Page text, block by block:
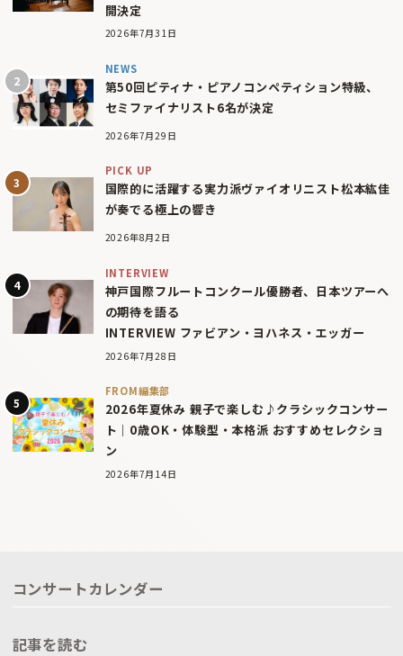
開決定
2026年7月31日
NEWS
第50回ピティナ・ピアノコンペティション特級、
セミファイナリスト6名が決定
2026年7月29日
PICK UP
国際的に活躍する実力派ヴァイオリニスト松本紘佳
が奏でる極上の響き
2026年8月2日
INTERVIEW
神戸国際フルートコンクール優勝者、日本ツアーへ
の期待を語る
INTERVIEW ファビアン・ヨハネス・エッガー
2026年7月28日
FROM編集部
2026年夏休み 親子で楽しむ♪クラシックコンサー
ト｜0歳OK・体験型・本格派 おすすめセレクショ
ン
2026年7月14日
コンサートカレンダー
記事を読む